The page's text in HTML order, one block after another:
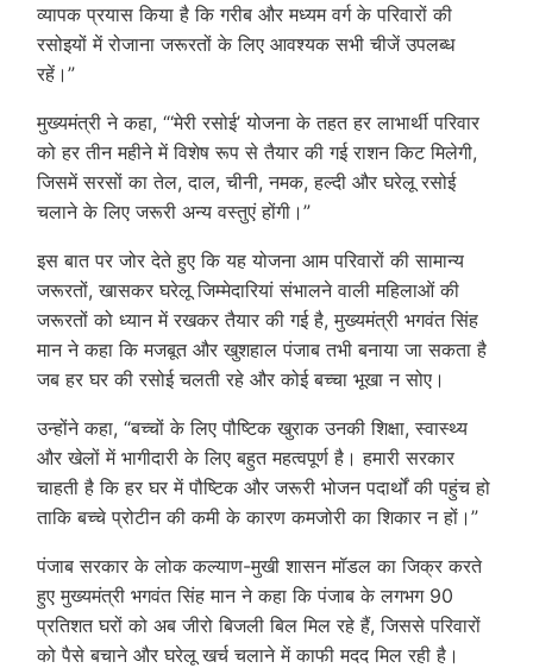
व्यापक प्रयास किया है कि गरीब और मध्यम वर्ग के परिवारों की
रसोइयों में रोजाना जरूरतों के लिए आवश्यक सभी चीजें उपलब्ध
रहें।”
मुख्यमंत्री ने कहा, “‘मेरी रसोई’ योजना के तहत हर लाभार्थी परिवार
को हर तीन महीने में विशेष रूप से तैयार की गई राशन किट मिलेगी,
जिसमें सरसों का तेल, दाल, चीनी, नमक, हल्दी और घरेलू रसोई
चलाने के लिए जरूरी अन्य वस्तुएं होंगी।”
इस बात पर जोर देते हुए कि यह योजना आम परिवारों की सामान्य
जरूरतों, खासकर घरेलू जिम्मेदारियां संभालने वाली महिलाओं की
जरूरतों को ध्यान में रखकर तैयार की गई है, मुख्यमंत्री भगवंत सिंह
मान ने कहा कि मजबूत और खुशहाल पंजाब तभी बनाया जा सकता है
जब हर घर की रसोई चलती रहे और कोई बच्चा भूखा न सोए।
उन्होंने कहा, “बच्चों के लिए पौष्टिक खुराक उनकी शिक्षा, स्वास्थ्य
और खेलों में भागीदारी के लिए बहुत महत्वपूर्ण है। हमारी सरकार
चाहती है कि हर घर में पौष्टिक और जरूरी भोजन पदार्थों की पहुंच हो
ताकि बच्चे प्रोटीन की कमी के कारण कमजोरी का शिकार न हों।”
पंजाब सरकार के लोक कल्याण-मुखी शासन मॉडल का जिक्र करते
हुए मुख्यमंत्री भगवंत सिंह मान ने कहा कि पंजाब के लगभग 90
प्रतिशत घरों को अब जीरो बिजली बिल मिल रहे हैं, जिससे परिवारों
को पैसे बचाने और घरेलू खर्च चलाने में काफी मदद मिल रही है।